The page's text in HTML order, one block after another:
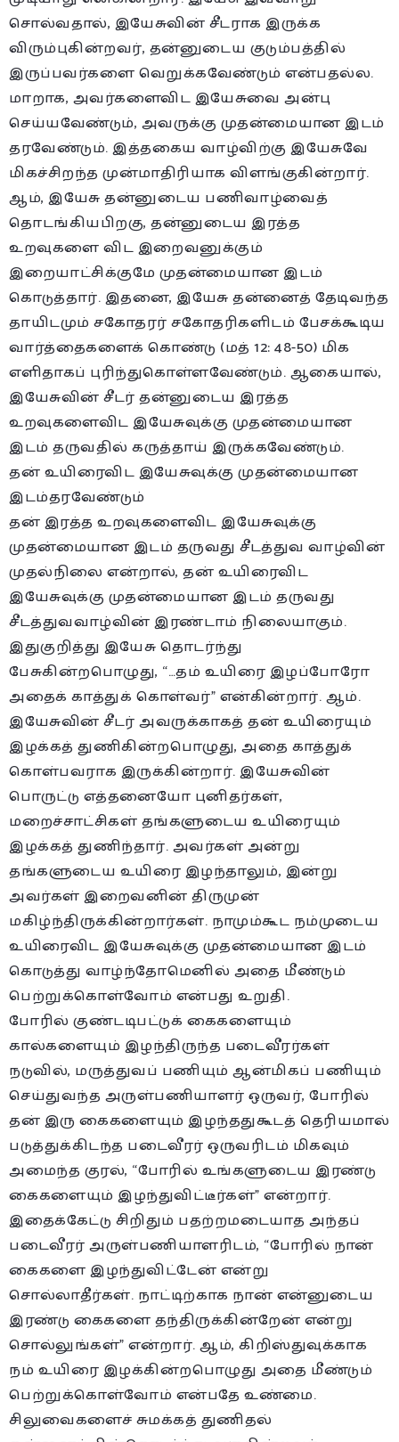
சொல்வதால், இயேசுவின் சீடராக இருக்க
விரும்புகின்றவர், தன்னுடைய குடும்பத்தில்
இருப்பவர்களை வெறுக்கவேண்டும் என்பதல்ல.
மாறாக, அவர்களைவிட இயேசுவை அன்பு
செய்யவேண்டும், அவருக்கு முதன்மையான இடம்
தரவேண்டும். இத்தகைய வாழ்விற்கு இயேசுவே
மிகச்சிறந்த முன்மாதிரியாக விளங்குகின்றார்.
ஆம், இயேசு தன்னுடைய பணிவாழ்வைத்
தொடங்கியபிறகு, தன்னுடைய இரத்த
உறவுகளை விட இறைவனுக்கும்
இறையாட்சிக்குமே முதன்மையான இடம்
கொடுத்தார். இதனை, இயேசு தன்னைத் தேடிவந்த
தாயிடமும் சகோதரர் சகோதரிகளிடம் பேசக்கூடிய
வார்த்தைகளைக் கொண்டு (மத் 12: 48-50) மிக
எளிதாகப் புரிந்துகொள்ளவேண்டும். ஆகையால்,
இயேசுவின் சீடர் தன்னுடைய இரத்த
உறவுகளைவிட இயேசுவுக்கு முதன்மையான
இடம் தருவதில் கருத்தாய் இருக்கவேண்டும்.
தன் உயிரைவிட இயேசுவுக்கு முதன்மையான
இடம்தரவேண்டும்
தன் இரத்த உறவுகளைவிட இயேசுவுக்கு
முதன்மையான இடம் தருவது சீடத்துவ வாழ்வின்
முதல்நிலை என்றால், தன் உயிரைவிட
இயேசுவுக்கு முதன்மையான இடம் தருவது
சீடத்துவவாழ்வின் இரண்டாம் நிலையாகும்.
இதுகுறித்து இயேசு தொடர்ந்து
பேசுகின்றபொழுது, “…தம் உயிரை இழப்போரோ
அதைக் காத்துக் கொள்வர்” என்கின்றார். ஆம்.
இயேசுவின் சீடர் அவருக்காகத் தன் உயிரையும்
இழக்கத் துணிகின்றபொழுது, அதை காத்துக்
கொள்பவராக இருக்கின்றார். இயேசுவின்
பொருட்டு எத்தனையோ புனிதர்கள்,
மறைச்சாட்சிகள் தங்களுடைய உயிரையும்
இழக்கத் துணிந்தார். அவர்கள் அன்று
தங்களுடைய உயிரை இழந்தாலும், இன்று
அவர்கள் இறைவனின் திருமுன்
மகிழ்ந்திருக்கின்றார்கள். நாமும்கூட நம்முடைய
உயிரைவிட இயேசுவுக்கு முதன்மையான இடம்
கொடுத்து வாழ்ந்தோமெனில் அதை மீண்டும்
பெற்றுக்கொள்வோம் என்பது உறுதி.
போரில் குண்டடிபட்டுக் கைகளையும்
கால்களையும் இழந்திருந்த படைவீரர்கள்
நடுவில், மருத்துவப் பணியும் ஆன்மிகப் பணியும்
செய்துவந்த அருள்பணியாளர் ஒருவர், போரில்
தன் இரு கைகளையும் இழந்ததுகூடத் தெரியமால்
படுத்துக்கிடந்த படைவீரர் ஒருவரிடம் மிகவும்
அமைந்த குரல், “போரில் உங்களுடைய இரண்டு
கைகளையும் இழந்துவிட்டீர்கள்” என்றார்.
இதைக்கேட்டு சிறிதும் பதற்றமடையாத அந்தப்
படைவீரர் அருள்பணியாளரிடம், “போரில் நான்
கைகளை இழந்துவிட்டேன் என்று
சொல்லாதீர்கள். நாட்டிற்காக நான் என்னுடைய
இரண்டு கைகளை தந்திருக்கின்றேன் என்று
சொல்லுங்கள்” என்றார். ஆம், கிறிஸ்துவுக்காக
நம் உயிரை இழக்கின்றபொழுது அதை மீண்டும்
பெற்றுக்கொள்வோம் என்பதே உண்மை.
சிலுவைகளைச் சுமக்கத் துணிதல்